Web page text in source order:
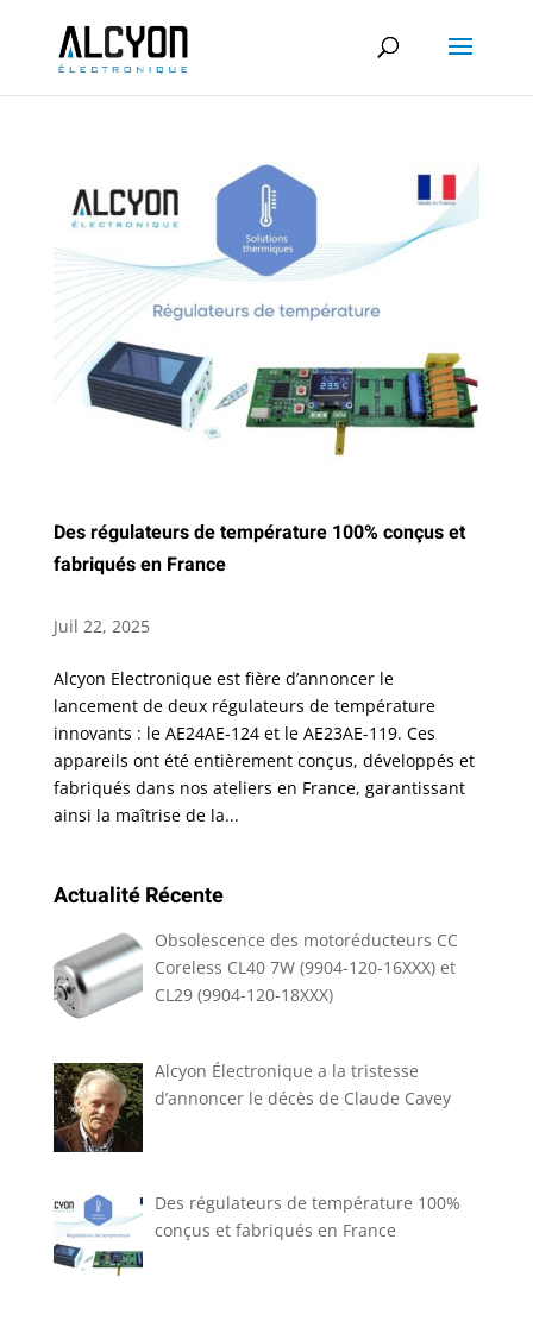
Des régulateurs de température 100% conçus et
fabriqués en France
Juil 22, 2025
Alcyon Electronique est fière d’annoncer le
lancement de deux régulateurs de température
innovants : le AE24AE-124 et le AE23AE-119. Ces
appareils ont été entièrement conçus, développés et
fabriqués dans nos ateliers en France, garantissant
ainsi la maîtrise de la...
Actualité Récente
Obsolescence des motoréducteurs CC
Coreless CL40 7W (9904-120-16XXX) et
CL29 (9904-120-18XXX)
Alcyon Électronique a la tristesse
d’annoncer le décès de Claude Cavey
Des régulateurs de température 100%
conçus et fabriqués en France